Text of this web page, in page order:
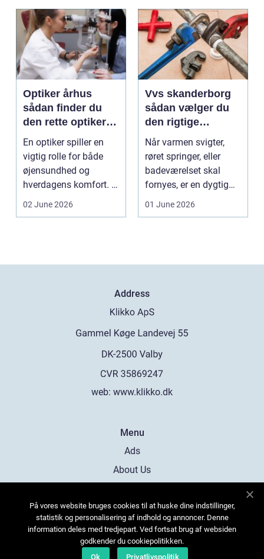
Optiker århus
sådan finder du
den rette optiker i
byen
En optiker spiller en
vigtig rolle for både
øjensundhed og
hverdagens komfort. I
en by som Aarhus, h...
02 June 2026
Vvs skanderborg
sådan vælger du
den rigtige
installatør
Når varmen svigter,
røret springer, eller
badeværelset skal
fornyes, er en dygtig
VVS-installatør gu...
01 June 2026
Address
web: www.klikko.dk
Menu
Ads
About Us
Contact
Sitemap
På vores website bruges cookies til at huske dine indstillinger,
statistik og personalisering af indhold og annoncer. Denne
information deles med tredjepart. Ved fortsat brug af websiden
godkender du cookiepolitikken.
Ok
Privatlivspolitik